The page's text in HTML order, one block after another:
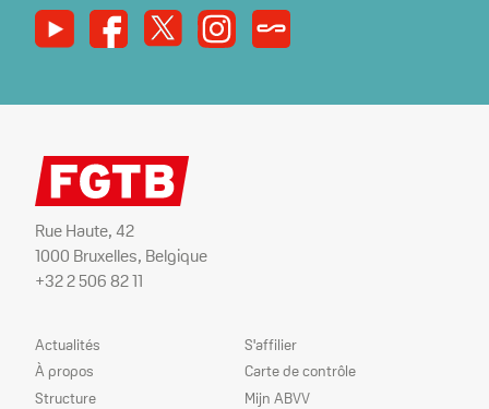
YoutubeFacebook
X InstagramSyndicats Magazine
Rue Haute, 42
1000 Bruxelles, Belgique
+32 2 506 82 11
Plan
du
site
Actualités
À propos
Structure
Nos
services
S'affilier
Carte de contrôle
Mijn ABVV